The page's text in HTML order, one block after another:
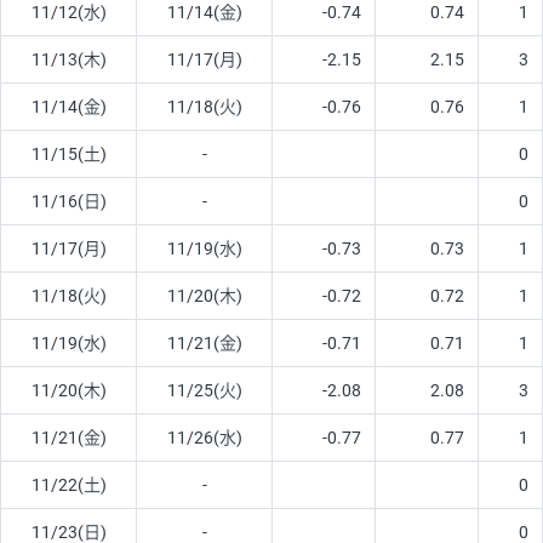
11/12(水) 11/14(金) -0.74 0.74 1
11/13(木) 11/17(月) -2.15 2.15 3
11/14(金) 11/18(火) -0.76 0.76 1
11/15(土) - 0
11/16(日) - 0
11/17(月) 11/19(水) -0.73 0.73 1
11/18(火) 11/20(木) -0.72 0.72 1
11/19(水) 11/21(金) -0.71 0.71 1
11/20(木) 11/25(火) -2.08 2.08 3
11/21(金) 11/26(水) -0.77 0.77 1
11/22(土) - 0
11/23(日) - 0